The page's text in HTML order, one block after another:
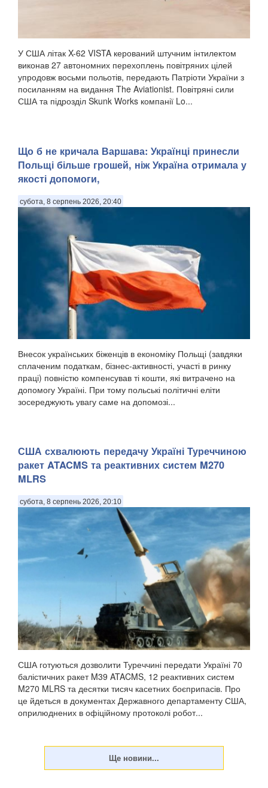
У США літак X-62 VISTA керований штучним інтилектом
виконав 27 автономних перехоплень повітряних цілей
упродовж восьми польотів, передають Патріоти України з
посиланням на видання The Aviationist. Повітряні сили
США та підрозділ Skunk Works компанії Lo...
Що б не кричала Варшава: Українці принесли
Польщі більше грошей, ніж Україна отримала у
якості допомоги,
субота, 8 серпень 2026, 20:40
Внесок українських біженців в економіку Польщі (завдяки
сплаченим податкам, бізнес-активності, участі в ринку
праці) повністю компенсував ті кошти, які витрачено на
допомогу Україні. При тому польські політичні еліти
зосереджують увагу саме на допомозі...
США схвалюють передачу Україні Туреччиною
ракет ATACMS та реактивних систем M270
MLRS
субота, 8 серпень 2026, 20:10
США готуються дозволити Туреччині передати Україні 70
балістичних ракет M39 ATACMS, 12 реактивних систем
M270 MLRS та десятки тисяч касетних боєприпасів. Про
це йдеться в документах Державного департаменту США,
оприлюднених в офіційному протоколі робот...